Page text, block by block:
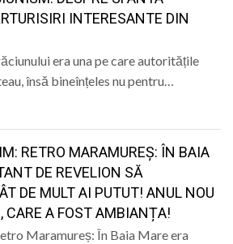
INTERESANTE DIN
era una pe care autoritățile
însă bineînțeles nu pentru…
RETRO MARAMUREȘ: ÎN BAIA
DE REVELION SĂ
DE MULT AI PUTUT! ANUL NOU
CARE A FOST AMBIANȚA!
Maramureș: În Baia Mare era